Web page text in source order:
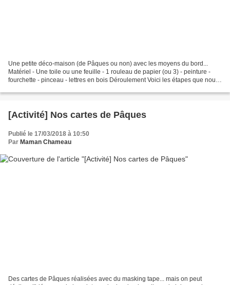
Une petite déco-maison (de Pâques ou non) avec les moyens du bord...
Matériel - Une toile ou une feuille - 1 rouleau de papier (ou 3) - peinture -
fourchette - pinceau - lettres en bois Déroulement Voici les étapes que nous
[Activité] Nos cartes de Pâques
Publié le 17/03/2018 à 10:50
Par Maman Chameau
Des cartes de Pâques réalisées avec du masking tape... mais on peut